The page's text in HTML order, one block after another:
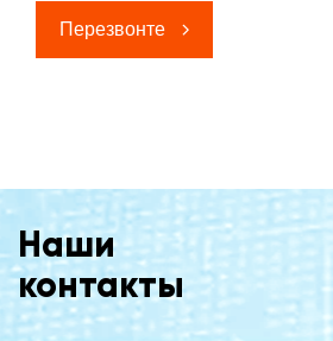
Перезвонте
Наши
контакты